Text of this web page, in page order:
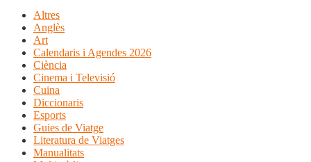
Altres
Anglès
Art
Calendaris i Agendes 2026
Ciència
Cinema i Televisió
Cuina
Diccionaris
Esports
Guies de Viatge
Literatura de Viatges
Manualitats